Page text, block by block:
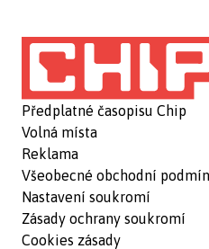
Předplatné časopisu Chip
Volná místa
Reklama
Všeobecné obchodní
Nastavení soukromí
Zásady ochrany soukromí
Cookies zásady